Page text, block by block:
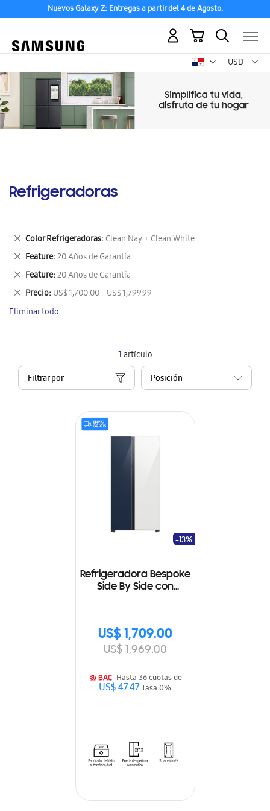
Nuevos Galaxy Z: Entregas a partir del 4 de Agosto.
USD -
dólar
Mi carrito
Refrigeradoras
1artículo
Filtrar por
Refrigeradora Bespoke
Side By Side con
US$ 1,709.00
US$ 1,969.00
-13%
Hasta 36 cuotas de
US$ 47.47Tasa 0%
Color Refrigeradoras Clean Nay + Clean White
Eliminar
este
artículo
Feature 20 Años de Garantía
Eliminar
este
artículo
Feature 20 Años de Garantía
Eliminar
este
artículo
Precio US$ 1,700.00 - US$ 1,799.99
Eliminar
este
artículo
Eliminar todo